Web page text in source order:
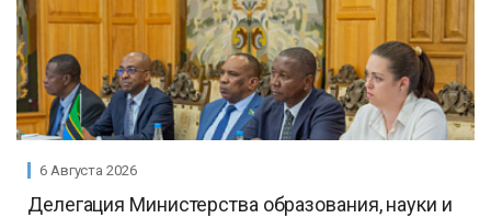
6 Августа 2026
Делегация Министерства образования, науки и